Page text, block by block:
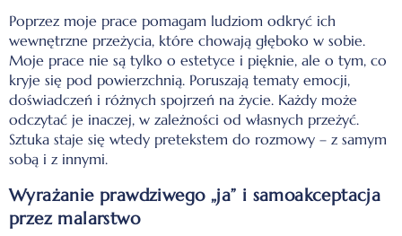
Poprzez moje prace pomagam ludziom odkryć ich
wewnętrzne przeżycia, które chowają głęboko w sobie.
Moje prace nie są tylko o estetyce i pięknie, ale o tym, co
kryje się pod powierzchnią. Poruszają tematy emocji,
doświadczeń i różnych spojrzeń na życie. Każdy może
odczytać je inaczej, w zależności od własnych przeżyć.
Sztuka staje się wtedy pretekstem do rozmowy – z samym
sobą i z innymi.
Wyrażanie prawdziwego „ja” i samoakceptacja
przez malarstwo